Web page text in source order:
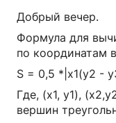
Добрый вечер.
Формула для
по координатам
S = 0,5 *|x1(y2 -
Где, (х1, y1),
вершин